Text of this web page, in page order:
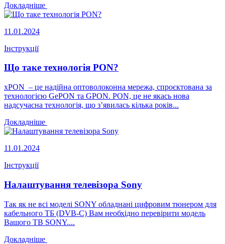
Докладніше
11.01.2024
Інструкції
Що таке технологія PON?
xPON – це надійна оптоволоконна мережа, спроєктована за
технологією GePON та GPON. PON, це не якась нова
надсучасна технологія, що з’явилась кілька років...
Докладніше
11.01.2024
Інструкції
Налаштування телевізора Sony
Так як не всі моделі SONY обладнані цифровим тюнером для
кабельного ТБ (DVB-C) Вам необхідно перевірити модель
Вашого ТВ SONY....
Докладніше